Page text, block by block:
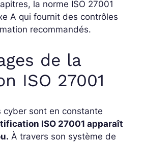
la norme ISO 27001
A qui fournit des contrôles
recommandés.
de la
ISO 27001
cyber sont en constante
ISO 27001 apparaît
À travers son système de